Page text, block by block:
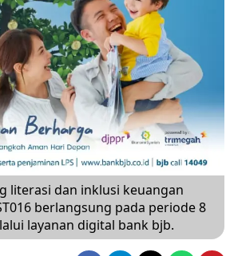
literasi dan inklusi keuangan
berlangsung pada periode 8
layanan digital bank bjb.